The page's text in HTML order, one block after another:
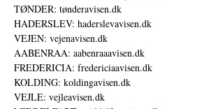
TØNDER: tønderavisen.dk
HADERSLEV: haderslevavisen.dk
VEJEN: vejenavisen.dk
AABENRAA: aabenraaavisen.dk
FREDERICIA: fredericiaavisen.dk
KOLDING: koldingavisen.dk
VEJLE: vejleavisen.dk